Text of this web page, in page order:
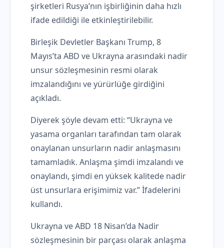
şirketleri Rusya’nın işbirliğinin daha hızlı
ifade edildiği ile etkinleştirilebilir.
Birleşik Devletler Başkanı Trump, 8
Mayıs’ta ABD ve Ukrayna arasındaki nadir
unsur sözleşmesinin resmi olarak
imzalandığını ve yürürlüğe girdiğini
açıkladı.
Diyerek şöyle devam etti: “Ukrayna ve
yasama organları tarafından tam olarak
onaylanan unsurların nadir anlaşmasını
tamamladık. Anlaşma şimdi imzalandı ve
onaylandı, şimdi en yüksek kalitede nadir
üst unsurlara erişimimiz var.” İfadelerini
kullandı.
Ukrayna ve ABD 18 Nisan’da Nadir
sözleşmesinin bir parçası olarak anlaşma